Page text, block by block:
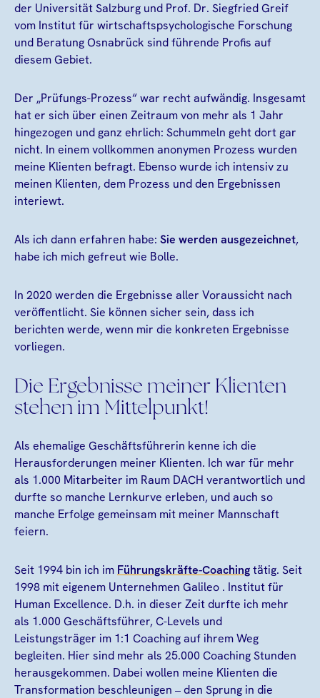
der Universität Salzburg und Prof. Dr. Siegfried Greif
vom Institut für wirtschaftspsychologische Forschung
und Beratung Osnabrück sind führende Profis auf
diesem Gebiet.
Der „Prüfungs-Prozess“ war recht aufwändig. Insgesamt
hat er sich über einen Zeitraum von mehr als 1 Jahr
hingezogen und ganz ehrlich: Schummeln geht dort gar
nicht. In einem vollkommen anonymen Prozess wurden
meine Klienten befragt. Ebenso wurde ich intensiv zu
meinen Klienten, dem Prozess und den Ergebnissen
interiewt.
Als ich dann erfahren habe: Sie werden ausgezeichnet,
habe ich mich gefreut wie Bolle.
In 2020 werden die Ergebnisse aller Voraussicht nach
veröffentlicht. Sie können sicher sein, dass ich
berichten werde, wenn mir die konkreten Ergebnisse
vorliegen.
Die Ergebnisse meiner Klienten
stehen im Mittelpunkt!
Als ehemalige Geschäftsführerin kenne ich die
Herausforderungen meiner Klienten. Ich war für mehr
als 1.000 Mitarbeiter im Raum DACH verantwortlich und
durfte so manche Lernkurve erleben, und auch so
manche Erfolge gemeinsam mit meiner Mannschaft
feiern.
Seit 1994 bin ich im Führungskräfte-Coachingtätig. Seit
1998 mit eigenem Unternehmen Galileo . Institut für
Human Excellence. D.h. in dieser Zeit durfte ich mehr
als 1.000 Geschäftsführer, C-Levels und
Leistungsträger im 1:1 Coaching auf ihrem Weg
begleiten. Hier sind mehr als 25.000 Coaching Stunden
herausgekommen. Dabei wollen meine Klienten die
Transformation beschleunigen – den Sprung in die